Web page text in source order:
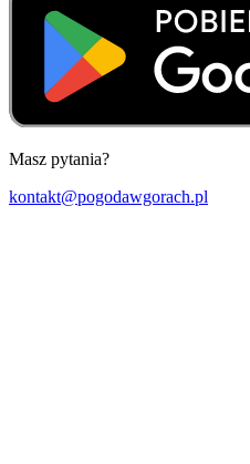
Masz pytania?
kontakt@pogodawgorach.pl